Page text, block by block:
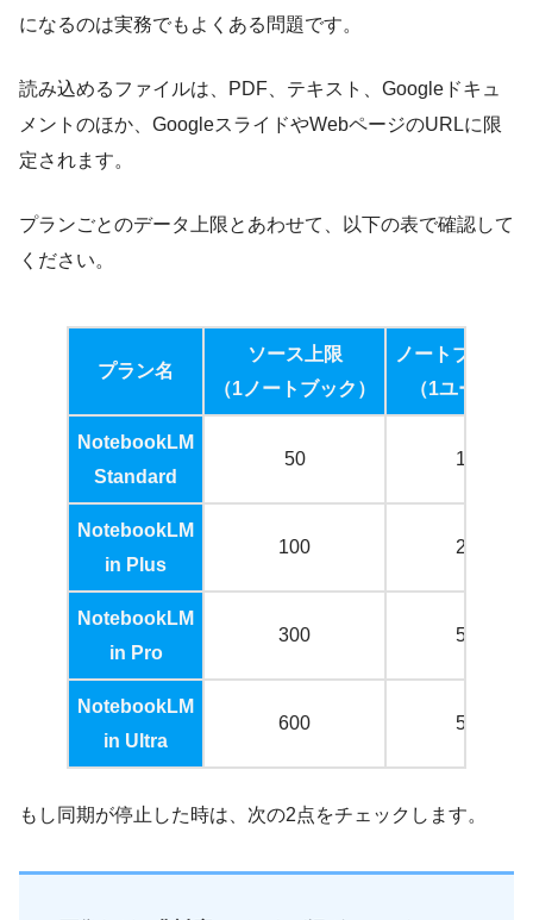
になるのは実務でもよくある問題です。
読み込めるファイルは、PDF、テキスト、Googleドキュ
メントのほか、GoogleスライドやWebページのURLに限
定されます。
プランごとのデータ上限とあわせて、以下の表で確認して
ください。
プラン名
ソース上限
（1ノートブック）
ノートブック上
（1ユーザー）
NotebookLM
Standard
50 100
NotebookLM
in Plus
100 200
NotebookLM
in Pro
300 500
NotebookLM
in Ultra
600 500
もし同期が停止した時は、次の2点をチェックします。